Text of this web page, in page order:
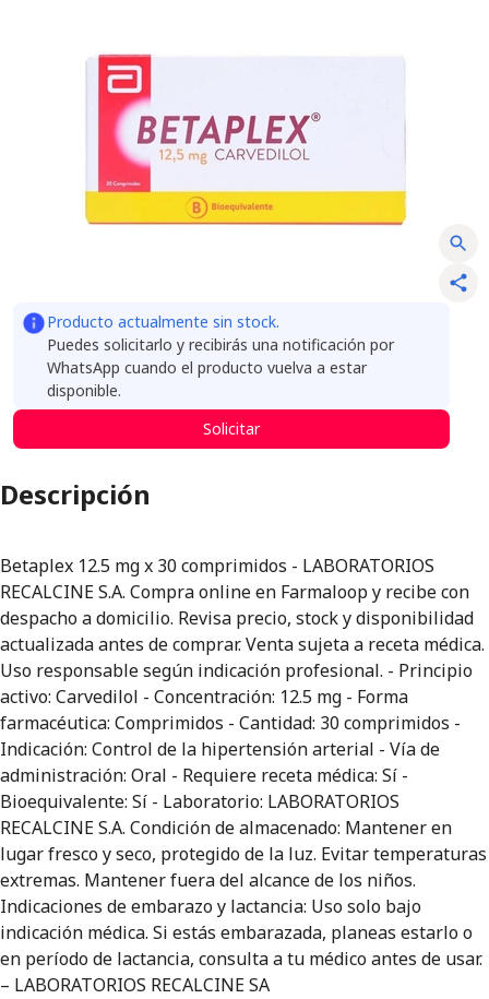
Producto actualmente sin stock.
Puedes solicitarlo y recibirás una notificación por
WhatsApp cuando el producto vuelva a estar
disponible.
Solicitar
Descripción
Betaplex 12.5 mg x 30 comprimidos - LABORATORIOS
RECALCINE S.A. Compra online en Farmaloop y recibe con
despacho a domicilio. Revisa precio, stock y disponibilidad
actualizada antes de comprar. Venta sujeta a receta médica.
Uso responsable según indicación profesional. - Principio
activo: Carvedilol - Concentración: 12.5 mg - Forma
farmacéutica: Comprimidos - Cantidad: 30 comprimidos -
Indicación: Control de la hipertensión arterial - Vía de
administración: Oral - Requiere receta médica: Sí -
Bioequivalente: Sí - Laboratorio: LABORATORIOS
RECALCINE S.A. Condición de almacenado: Mantener en
lugar fresco y seco, protegido de la luz. Evitar temperaturas
extremas. Mantener fuera del alcance de los niños.
Indicaciones de embarazo y lactancia: Uso solo bajo
indicación médica. Si estás embarazada, planeas estarlo o
en período de lactancia, consulta a tu médico antes de usar.
– LABORATORIOS RECALCINE SA